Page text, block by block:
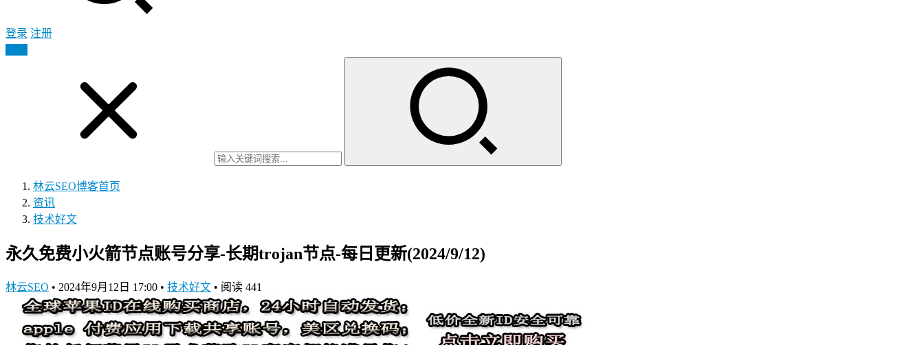
登录 注册
林云SEO博客首页
资讯
技术好文
永久免费小火箭节点账号分享-长期trojan节点-每日更新(2024/9/12)
林云SEO • 2024年9月12日 17:00 • 技术好文 • 阅读 441